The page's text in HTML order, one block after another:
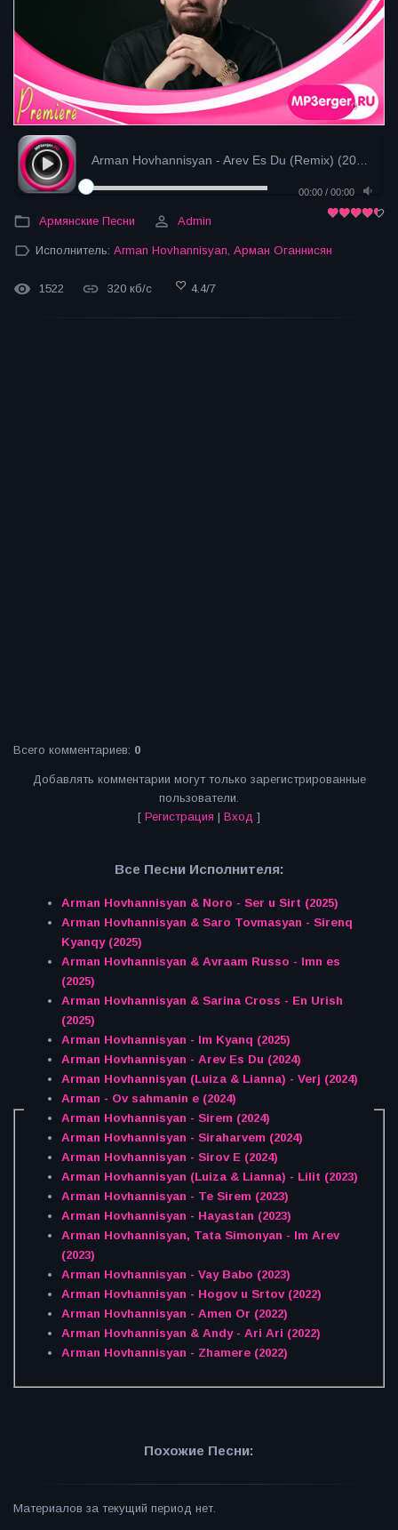
00:00 / 00:00
Армянские Песни Admin
Исполнитель: Arman Hovhannisyan Арман Оганнисян
1522 320 кб/с 4.4/7
Всего комментариев: 0
Добавлять комментарии могут только зарегистрированные
пользователи.
[ Регистрация | Вход ]
Все Песни Исполнителя:
Arman Hovhannisyan & Noro - Ser u Sirt (2025)
Arman Hovhannisyan & Saro Tovmasyan - Sirenq
Kyanqy (2025)
Arman Hovhannisyan & Avraam Russo - Imn es
(2025)
Arman Hovhannisyan & Sarina Cross - En Urish
(2025)
Arman Hovhannisyan - Im Kyanq (2025)
Arman Hovhannisyan - Arev Es Du (2024)
Arman Hovhannisyan (Luiza & Lianna) - Verj (2024)
Arman - Ov sahmanin e (2024)
Arman Hovhannisyan - Sirem (2024)
Arman Hovhannisyan - Siraharvem (2024)
Arman Hovhannisyan - Sirov E (2024)
Arman Hovhannisyan (Luiza & Lianna) - Lilit (2023)
Arman Hovhannisyan - Te Sirem (2023)
Arman Hovhannisyan - Hayastan (2023)
Arman Hovhannisyan, Tata Simonyan - Im Arev
(2023)
Arman Hovhannisyan - Vay Babo (2023)
Arman Hovhannisyan - Hogov u Srtov (2022)
Arman Hovhannisyan - Amen Or (2022)
Arman Hovhannisyan & Andy - Ari Ari (2022)
Arman Hovhannisyan - Zhamere (2022)
Похожие Песни:
Материалов за текущий период нет.